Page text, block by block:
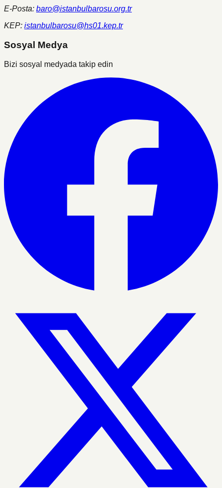
E-Posta: baro@istanbulbarosu.org.tr
KEP: istanbulbarosu@hs01.kep.tr
Sosyal Medya
Bizi sosyal medyada takip edin